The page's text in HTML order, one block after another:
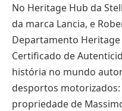
No Heritage Hub da
da marca Lancia, e
Departamento
Certificado de
história no mundo
desportos motorizados:
propriedade de